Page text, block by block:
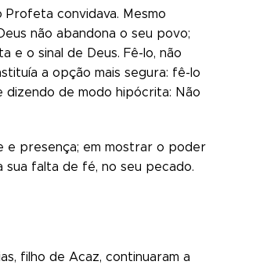
convidava. Mesmo
não abandona o seu povo;
e o sinal de Deus. Fê-lo, não
a opção mais segura: fê-lo
dizendo de modo hipócrita: Não
e presença; em mostrar o poder
sua falta de fé, no seu pecado.
filho de Acaz, continuaram a